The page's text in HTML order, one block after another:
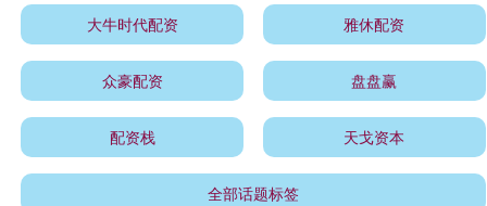
大牛时代配资 雅休配资
众豪配资 盘盘赢
配资栈 天戈资本
全部话题标签